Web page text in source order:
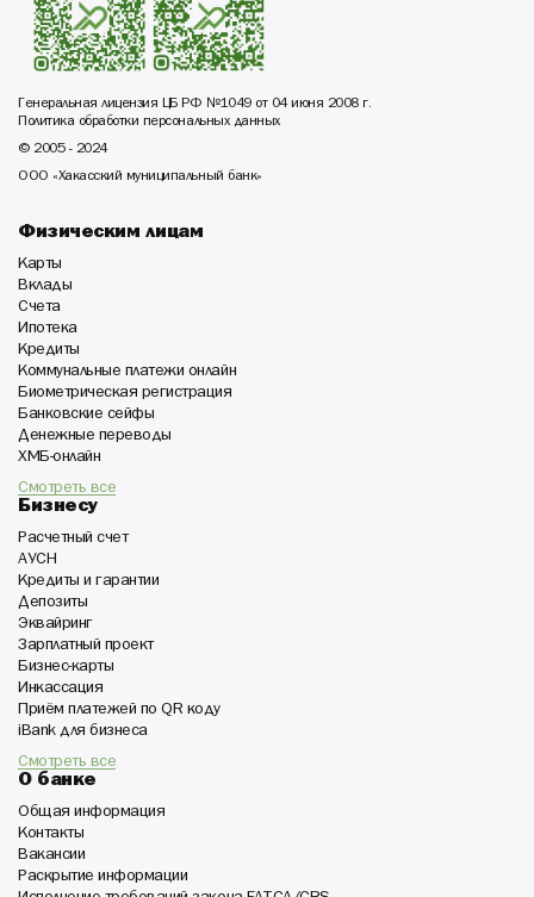
Физическим лицам
Карты
Вклады
Счета
Ипотека
Кредиты
Коммунальные платежи онлайн
Биометрическая регистрация
Банковские сейфы
Денежные переводы
ХМБ-онлайн
Смотреть все
Бизнесу
Расчетный счет
АУСН
Кредиты и гарантии
Депозиты
Эквайринг
Зарплатный проект
Бизнес-карты
Инкассация
Приём платежей по QR коду
iBank для бизнеса
Смотреть все
О банке
Общая информация
Контакты
Вакансии
Раскрытие информации
Генеральная лицензия ЦБ РФ №1049 от 04 июня 2008 г.
Политика обработки персональных данных
© 2005 - 2024
ООО «Хакасский муниципальный банк»